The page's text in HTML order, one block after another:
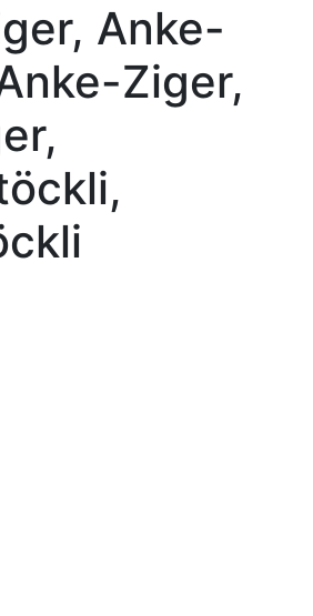
Anke-
Ziger,